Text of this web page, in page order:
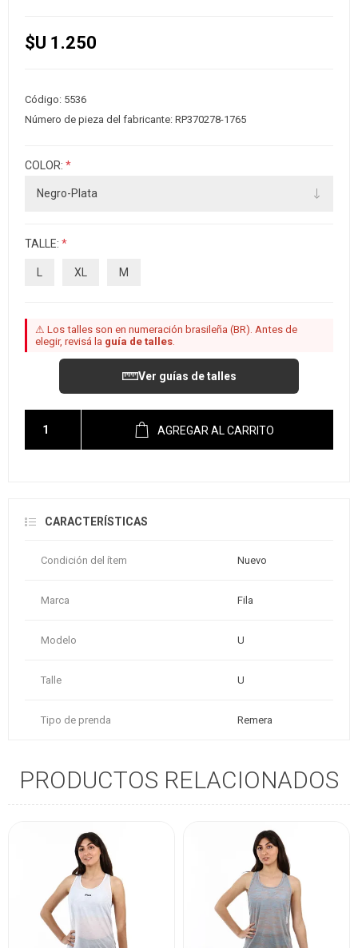
$U 1.250
Código: 5536
Número de pieza del fabricante: RP370278-1765
COLOR: *
TALLE: *
L XL M
⚠ Los talles son en numeración brasileña (BR). Antes de
elegir, revisá la guía de talles
Ver guías de talles
AGREGAR AL CARRITO
CARACTERÍSTICAS
Condición del ítem Nuevo
Marca Fila
Modelo U
Talle U
Tipo de prenda Remera
PRODUCTOS RELACIONADOS